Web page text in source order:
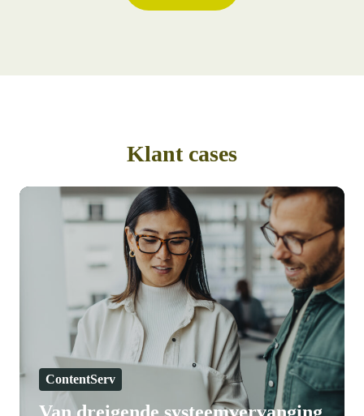
Klant cases
Van
dreigende
systeemvervanging
cloudoplossing
ContentServ